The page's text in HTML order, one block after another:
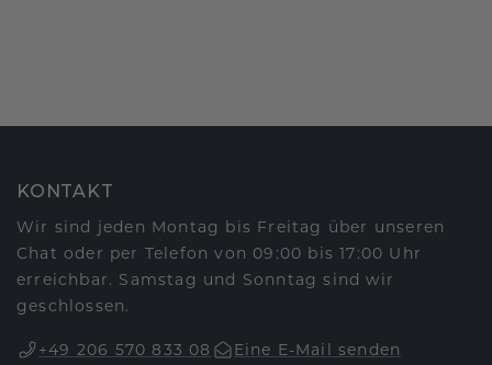
KONTAKT
Wir sind jeden Montag bis Freitag über unseren
Chat oder per Telefon von 09:00 bis 17:00 Uhr
erreichbar. Samstag und Sonntag sind wir
geschlossen.
+49 206 570 833 08
Eine E-Mail senden